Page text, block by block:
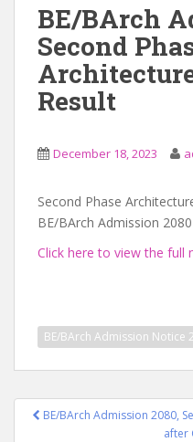
BE/BArch
Second
Result
December 18, 2023
Second Phase
BE/BArch Admission
Click here to view the full
BE/BArch Admission Notice
PostBE/BArch Admission 2080,
after